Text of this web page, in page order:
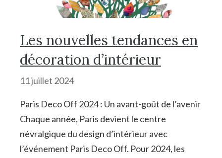
Les nouvelles tendances en
décoration d’intérieur
11 juillet 2024
Paris Deco Off 2024 : Un avant-goût de l’avenir
Chaque année, Paris devient le centre
névralgique du design d’intérieur avec
l’événement Paris Deco Off. Pour 2024, les